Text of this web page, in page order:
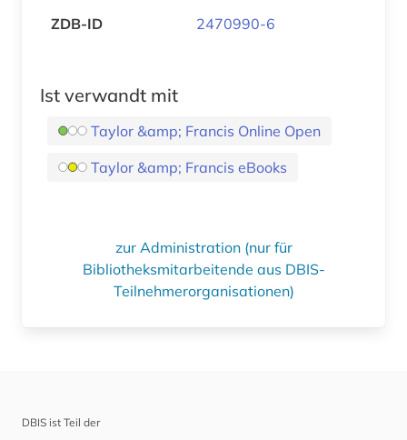
ZDB-ID 2470990-6
Ist verwandt mit
Taylor &amp; Francis Online Open
Taylor &amp; Francis eBooks
zur Administration (nur für
Bibliotheksmitarbeitende aus DBIS-
Teilnehmerorganisationen)
DBIS ist Teil der